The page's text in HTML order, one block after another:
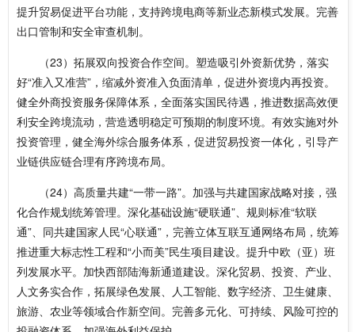
提升贸易促进平台功能，支持跨境电商等新业态新模式发展。完善
出口管制和安全审查机制。
（23）拓展双向投资合作空间。塑造吸引外资新优势，落实
好“准入又准营”，缩减外资准入负面清单，促进外资境内再投资。
健全外商投资服务保障体系，全面落实国民待遇，推进数据高效便
利安全跨境流动，营造透明稳定可预期的制度环境。有效实施对外
投资管理，健全海外综合服务体系，促进贸易投资一体化，引导产
业链供应链合理有序跨境布局。
（24）高质量共建“一带一路”。加强与共建国家战略对接，强
化合作规划统筹管理。深化基础设施“硬联通”、规则标准“软联
通”、同共建国家人民“心联通”，完善立体互联互通网络布局，统筹
推进重大标志性工程和“小而美”民生项目建设。提升中欧（亚）班
列发展水平。加快西部陆海新通道建设。深化贸易、投资、产业、
人文务实合作，拓展绿色发展、人工智能、数字经济、卫生健康、
旅游、农业等领域合作新空间。完善多元化、可持续、风险可控的